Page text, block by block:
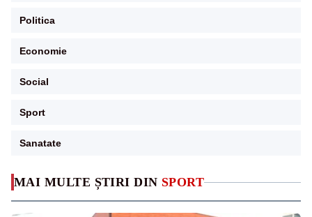
MAI MULTE ȘTIRI DIN SPORT
Politica
Economie
Social
Sport
Sanatate